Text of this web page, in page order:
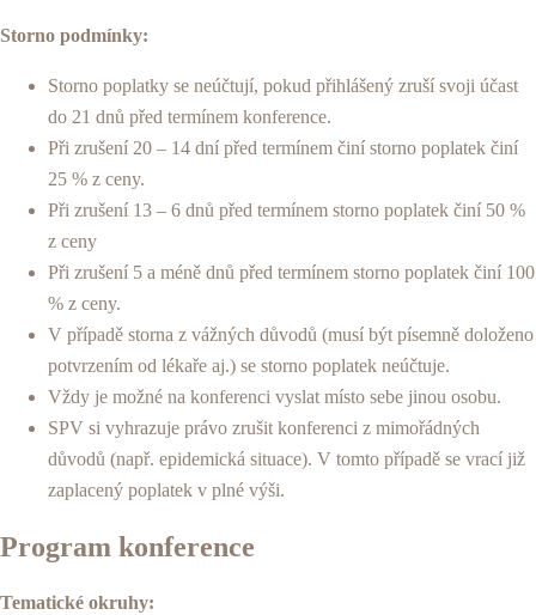
Storno podmínky:
Storno poplatky se neúčtují, pokud přihlášený zruší svoji účast
do 21 dnů před termínem konference.
Při zrušení 20 – 14 dní před termínem činí storno poplatek činí
25 % z ceny.
Při zrušení 13 – 6 dnů před termínem storno poplatek činí 50 %
z ceny
Při zrušení 5 a méně dnů před termínem storno poplatek činí 100
% z ceny.
V případě storna z vážných důvodů (musí být písemně doloženo
potvrzením od lékaře aj.) se storno poplatek neúčtuje.
Vždy je možné na konferenci vyslat místo sebe jinou osobu.
SPV si vyhrazuje právo zrušit konferenci z mimořádných
důvodů (např. epidemická situace). V tomto případě se vrací již
zaplacený poplatek v plné výši.
Program konference
Tematické okruhy: